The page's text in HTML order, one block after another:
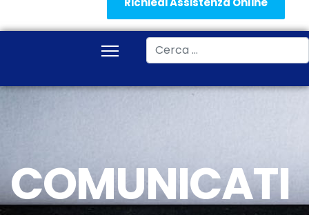
Cerca
COMUNICATI